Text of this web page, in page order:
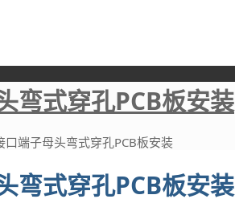
弯式穿孔PCB板安装
口端子母头弯式穿孔PCB板安装
弯式穿孔PCB板安装